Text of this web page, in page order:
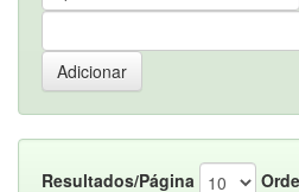
Resultados/Página